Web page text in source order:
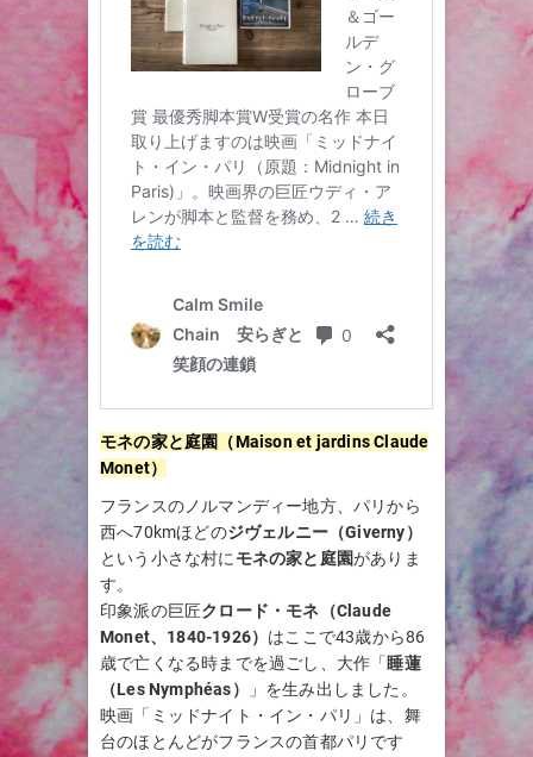
モネの家と庭園（Maison et jardins Claude
Monet）
フランスのノルマンディー地方、パリから
西へ70kmほどのジヴェルニー（Giverny）
という小さな村に モネの家と庭園がありま
す。
印象派の巨匠クロード・モネ（Claude
Monet、1840-1926） はここで43歳から86
歳で亡くなる時までを過ごし、大作「 睡蓮
（Les Nymphéas）
」を生み出しました。
映画「ミッドナイト・イン・パリ」は、舞
台のほとんどがフランスの首都パリです